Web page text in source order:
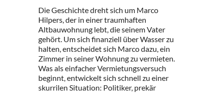
Die Geschichte dreht sich um Marco
Hilpers, der in einer traumhaften
Altbauwohnung lebt, die seinem Vater
gehört. Um sich finanziell über Wasser zu
halten, entscheidet sich Marco dazu, ein
Zimmer in seiner Wohnung zu vermieten.
Was als einfacher Vermietungsversuch
beginnt, entwickelt sich schnell zu einer
skurrilen Situation: Politiker, prekär